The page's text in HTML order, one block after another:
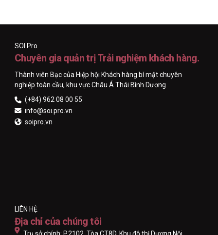
SOI.Pro
Chuyên gia quản trị Trải nghiệm khách hàng.
Thành viên Bạc của Hiệp hội Khách hàng bí mật chuyên
nghiệp toàn cầu, khu vực Châu Á Thái Bình Dương
(+84) 962 08 00 55
info@soi.pro.vn
soipro.vn
LIÊN HỆ
Địa chỉ của chúng tôi